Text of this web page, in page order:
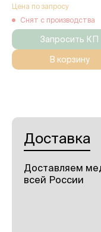
Цена по запросу
Снят с производства
Запросить КП
В корзину
Доставка
Доставляем
всей России